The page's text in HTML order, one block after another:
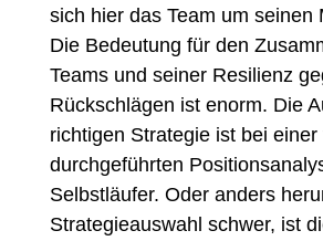
sich hier das Team um seinen
Die Bedeutung für den
Teams und seiner Resilienz
Rückschlägen ist enorm. Die
richtigen Strategie ist bei einer
durchgeführten
Selbstläufer. Oder anders
Strategieauswahl schwer, ist